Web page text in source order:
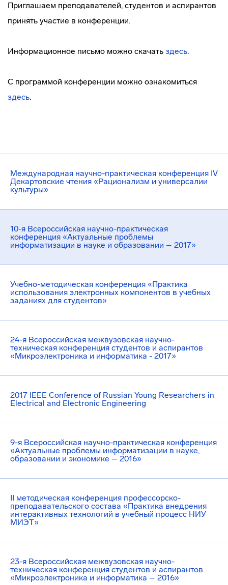
Международная научно-практическая конференция IV
Декартовские чтения «Рационализм и универсалии
культуры»
10-я Всероссийская научно-практическая
конференция «Актуальные проблемы
информатизации в науке и образовании – 2017»
Учебно-методическая конференция «Практика
использования электронных компонентов в учебных
заданиях для студентов»
24-я Всероссийская межвузовская научно-
техническая конференция студентов и аспирантов
«Микроэлектроника и информатика - 2017»
2017 IEEE Conference of Russian Young Researchers in
Electrical and Electronic Engineering
9-я Всероссийская научно-практическая конференция
«Актуальные проблемы информатизации в науке,
образовании и экономике – 2016»
II методическая конференция профессорско-
преподавательского состава «Практика внедрения
интерактивных технологий в учебный процесс НИУ
МИЭТ»
23-я Всероссийская межвузовская научно-
техническая конференция студентов и аспирантов
«Микроэлектроника и информатика – 2016»
Приглашаем преподавателей, студентов и аспирантов
принять участие в конференции.
Информационное письмо можно скачать здесь.
С программой конференции можно ознакомиться
здесь.